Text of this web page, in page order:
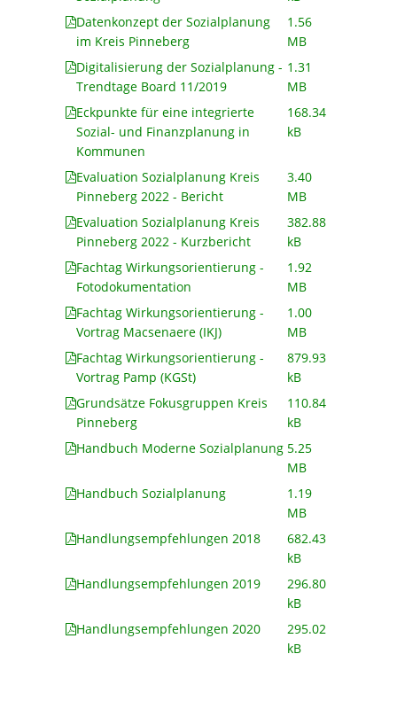
Datenkonzept der Sozialplanung
im Kreis Pinneberg
1.56
MB
Digitalisierung der Sozialplanung -
Trendtage Board 11/2019
1.31
MB
Eckpunkte für eine integrierte
Sozial- und Finanzplanung in
Kommunen
168.34
kB
Evaluation Sozialplanung Kreis
Pinneberg 2022 - Bericht
3.40
MB
Evaluation Sozialplanung Kreis
Pinneberg 2022 - Kurzbericht
382.88
kB
Fachtag Wirkungsorientierung -
Fotodokumentation
1.92
MB
Fachtag Wirkungsorientierung -
Vortrag Macsenaere (IKJ)
1.00
MB
Fachtag Wirkungsorientierung -
Vortrag Pamp (KGSt)
879.93
kB
Grundsätze Fokusgruppen Kreis
Pinneberg
110.84
kB
Handbuch Moderne Sozialplanung 5.25
MB
Handbuch Sozialplanung
1.19
MB
Handlungsempfehlungen 2018
682.43
kB
Handlungsempfehlungen 2019
296.80
kB
Handlungsempfehlungen 2020
295.02
kB